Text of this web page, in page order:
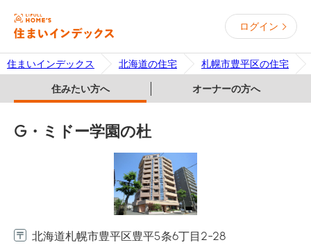
ログイン
住まいインデックス 北海道の住宅 札幌市豊平区の住宅
住みたい方へ オーナーの方へ
G・ミドー学園の杜
北海道札幌市豊平区豊平5条6丁目2-28